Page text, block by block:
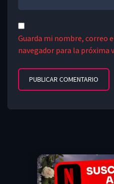
Guarda mi nombre, correo
navegador para la próxima